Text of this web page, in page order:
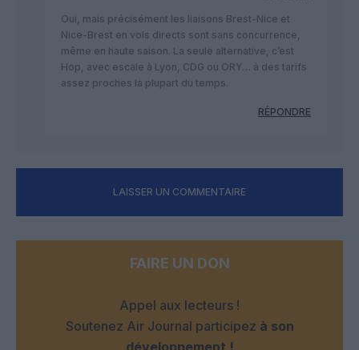
Oui, mais précisément les liaisons Brest-Nice et
Nice-Brest en vols directs sont sans concurrence,
même en haute saison. La seule alternative, c’est
Hop, avec escale à Lyon, CDG ou ORY… à des tarifs
assez proches la plupart du temps.
RÉPONDRE
LAISSER UN COMMENTAIRE
FAIRE UN DON
Appel aux lecteurs !
Soutenez Air Journal participez à son
développement !